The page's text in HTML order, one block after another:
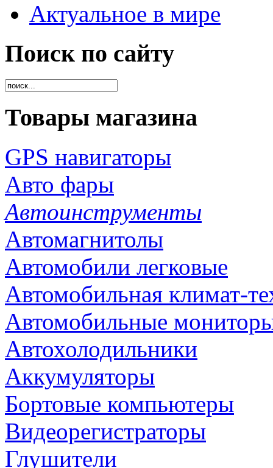
Актуальное в мире
Поиск по сайту
Товары магазина
GPS навигаторы
Авто фары
Автоинструменты
Автомагнитолы
Автомобили легковые
Автомобильная климат-
Автомобильные
Автохолодильники
Аккумуляторы
Бортовые компьютеры
Видеорегистраторы
Глушители